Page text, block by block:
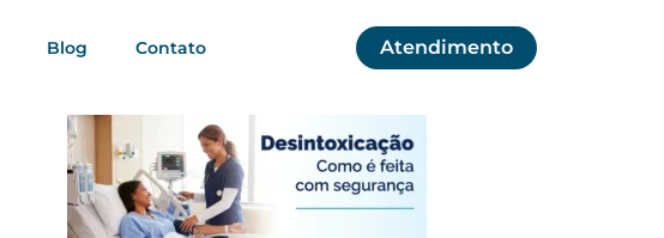
Blog Contato Atendimento